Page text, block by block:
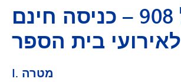
נוהל 908 – כניסה חינם
לאירועי בית הספר
I. מטרה